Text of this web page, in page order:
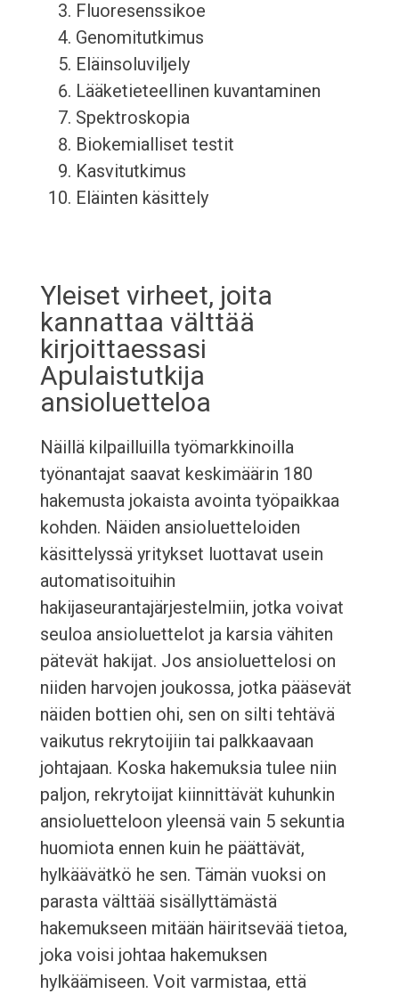
Fluoresenssikoe
Genomitutkimus
Eläinsoluviljely
Lääketieteellinen kuvantaminen
Spektroskopia
Biokemialliset testit
Kasvitutkimus
Eläinten käsittely
Yleiset virheet, joita
kannattaa välttää
kirjoittaessasi
Apulaistutkija
ansioluetteloa
Näillä kilpailluilla työmarkkinoilla
työnantajat saavat keskimäärin 180
hakemusta jokaista avointa työpaikkaa
kohden. Näiden ansioluetteloiden
käsittelyssä yritykset luottavat usein
automatisoituihin
hakijaseurantajärjestelmiin, jotka voivat
seuloa ansioluettelot ja karsia vähiten
pätevät hakijat. Jos ansioluettelosi on
niiden harvojen joukossa, jotka pääsevät
näiden bottien ohi, sen on silti tehtävä
vaikutus rekrytoijiin tai palkkaavaan
johtajaan. Koska hakemuksia tulee niin
paljon, rekrytoijat kiinnittävät kuhunkin
ansioluetteloon yleensä vain 5 sekuntia
huomiota ennen kuin he päättävät,
hylkäävätkö he sen. Tämän vuoksi on
parasta välttää sisällyttämästä
hakemukseen mitään häiritsevää tietoa,
joka voisi johtaa hakemuksen
hylkäämiseen. Voit varmistaa, että